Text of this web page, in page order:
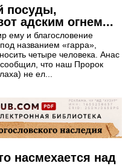
посуды,
адским огнем...
ему и благословение
названием «гарра»,
четыре человека. Анас
что наш Пророк
не ел...
насмехается над